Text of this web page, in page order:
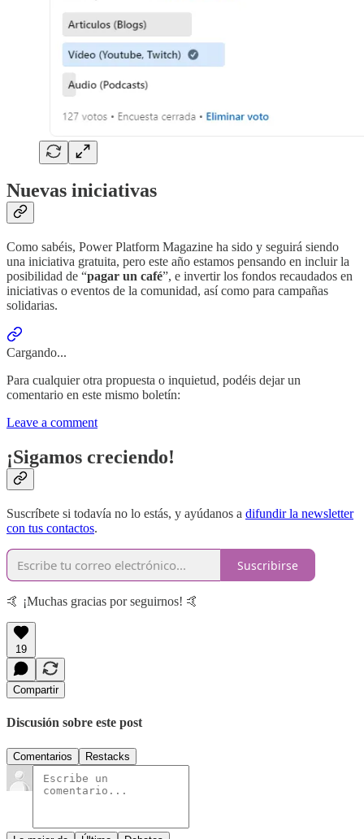
Nuevas iniciativas
Como sabéis, Power Platform Magazine ha sido y seguirá siendo
una iniciativa gratuita, pero este año estamos pensando en incluir la
posibilidad de “pagar un café”, e invertir los fondos recaudados en
iniciativas o eventos de la comunidad, así como para campañas
solidarias.
Cargando...
Para cualquier otra propuesta o inquietud, podéis dejar un
comentario en este mismo boletín:
Leave a comment
¡Sigamos creciendo!
Suscríbete si todavía no lo estás, y ayúdanos a difundir la newsletter
con tus contactos.
Suscribirse
🤙 ¡Muchas gracias por seguirnos! 🤙
19
Compartir
Discusión sobre este post
Comentarios Restacks